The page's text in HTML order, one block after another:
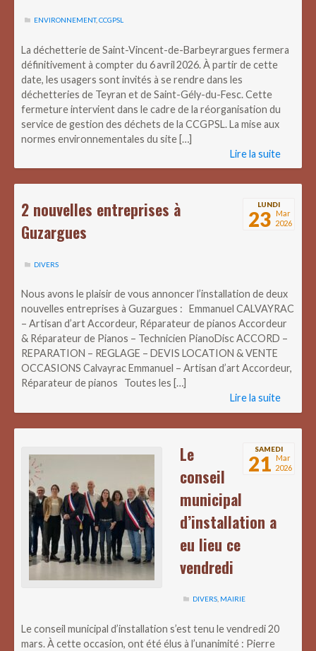
ENVIRONNEMENT,CCGPSL
La déchetterie de Saint-Vincent-de-Barbeyrargues fermera
définitivement à compter du 6 avril 2026. À partir de cette
date, les usagers sont invités à se rendre dans les
déchetteries de Teyran et de Saint-Gély-du-Fesc. Cette
fermeture intervient dans le cadre de la réorganisation du
service de gestion des déchets de la CCGPSL. La mise aux
normes environnementales du site […]
Lire la suite
LUNDI
23 Mar
2026
2 nouvelles entreprises à
Guzargues
DIVERS
Nous avons le plaisir de vous annoncer l’installation de deux
nouvelles entreprises à Guzargues : Emmanuel CALVAYRAC
– Artisan d’art Accordeur, Réparateur de pianos Accordeur
& Réparateur de Pianos – Technicien PianoDisc ACCORD –
REPARATION – REGLAGE – DEVIS LOCATION & VENTE
OCCASIONS Calvayrac Emmanuel – Artisan d’art Accordeur,
Réparateur de pianos Toutes les […]
Lire la suite
SAMEDI
21 Mar
2026
Le
conseil
municipal
d’installation a
eu lieu ce
vendredi
DIVERS, MAIRIE
Le conseil municipal d’installation s’est tenu le vendredi 20
mars. À cette occasion, ont été élus à l’unanimité : Pierre